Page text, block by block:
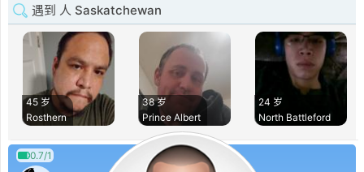
遇到 人 Saskatchewan
45 岁
Rosthern
38 岁
Prince Albert
24 岁
North Battleford
0.7/1